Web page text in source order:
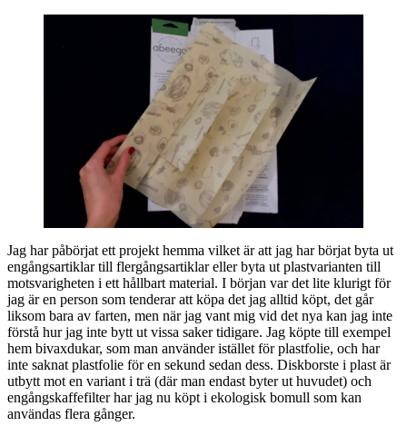
Jag har påbörjat ett projekt hemma vilket är att jag har börjat byta ut
engångsartiklar till flergångsartiklar eller byta ut plastvarianten till
motsvarigheten i ett hållbart material. I början var det lite klurigt för
jag är en person som tenderar att köpa det jag alltid köpt, det går
liksom bara av farten, men när jag vant mig vid det nya kan jag inte
förstå hur jag inte bytt ut vissa saker tidigare. Jag köpte till exempel
hem bivaxdukar, som man använder istället för plastfolie, och har
inte saknat plastfolie för en sekund sedan dess. Diskborste i plast är
utbytt mot en variant i trä (där man endast byter ut huvudet) och
engångskaffefilter har jag nu köpt i ekologisk bomull som kan
användas flera gånger.